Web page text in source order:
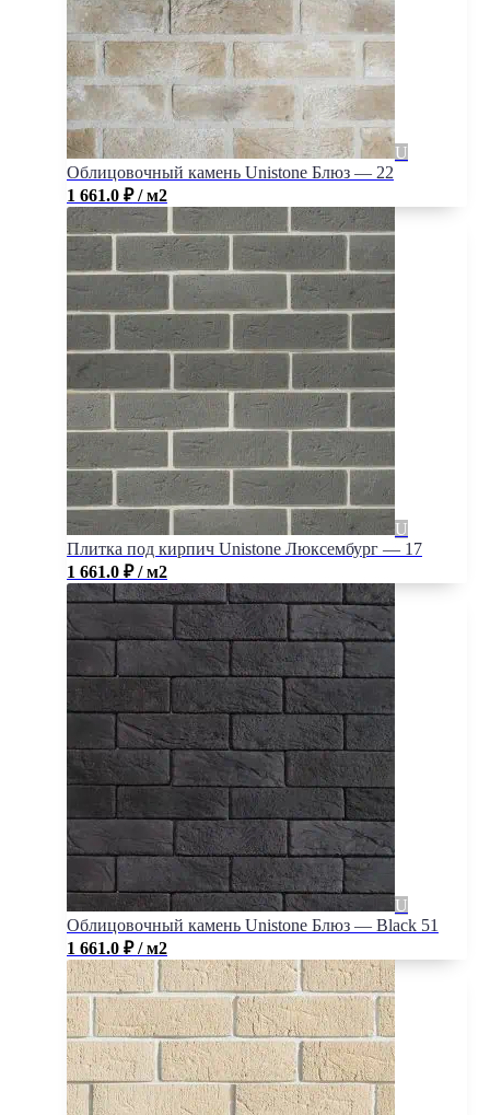
Облицовочный камень Unistone Блюз — 22
1 661.0 ₽ / м2
Плитка под кирпич Unistone Люксембург — 17
1 661.0 ₽ / м2
Облицовочный камень Unistone Блюз — Black 51
1 661.0 ₽ / м2